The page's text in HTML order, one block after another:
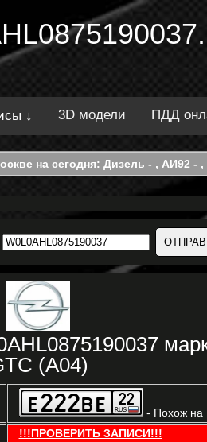
↓ 3D модели ПДД
на сегодня: Дизель - , АИ92 -
(A04)
- Похож на
!!!ПРОВЕРИТЬ ЗАПИСИ!!!